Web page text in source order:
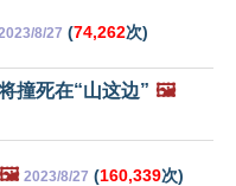
8/27 (74,262次)
撞死在“山这边” 🖼️
🖼️ 2023/8/27 (160,339次)